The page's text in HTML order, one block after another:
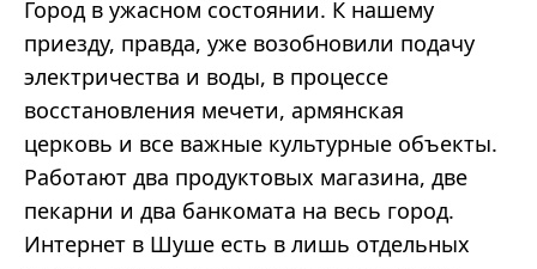
Город в ужасном состоянии. К нашему
приезду, правда, уже возобновили подачу
электричества и воды, в процессе
восстановления мечети, армянская
церковь и все важные культурные объекты.
Работают два продуктовых магазина, две
пекарни и два банкомата на весь город.
Интернет в Шуше есть в лишь отдельных